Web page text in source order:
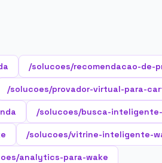
/solucoes/recomendacao-de-
/solucoes/provador-virtual-para-
/solucoes/busca-
/solucoes/vitrine-inteligente-
analytics-para-wake